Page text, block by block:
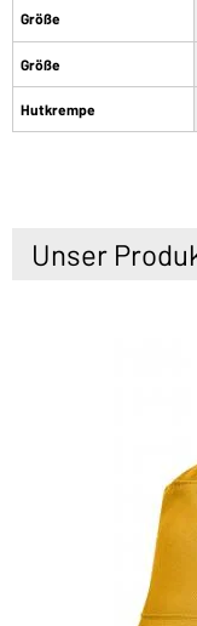
Größe
Größe
Hutkrempe
Unser